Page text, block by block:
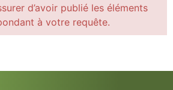
d’avoir publié les éléments
à votre requête.